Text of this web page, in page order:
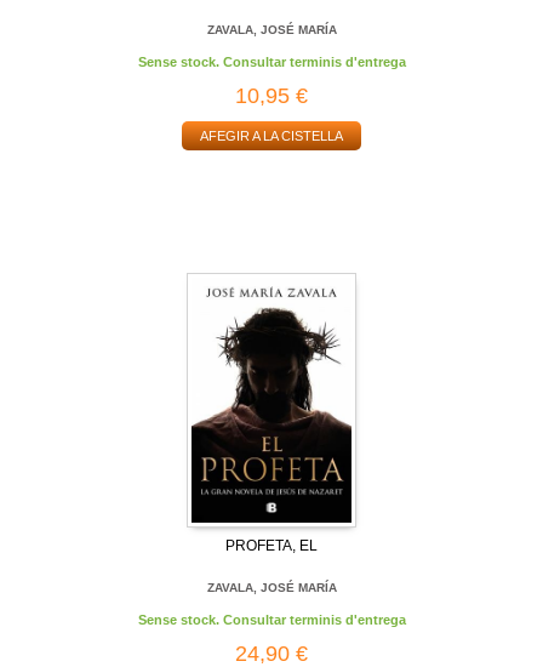
ZAVALA, JOSÉ MARÍA
Sense stock. Consultar terminis d'entrega
10,95 €
AFEGIR A LA CISTELLA
PROFETA, EL
ZAVALA, JOSÉ MARÍA
Sense stock. Consultar terminis d'entrega
24,90 €